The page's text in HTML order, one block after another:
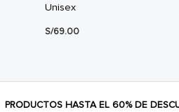
Unisex
S/69.00
PRODUCTOS HASTA EL 60% DE